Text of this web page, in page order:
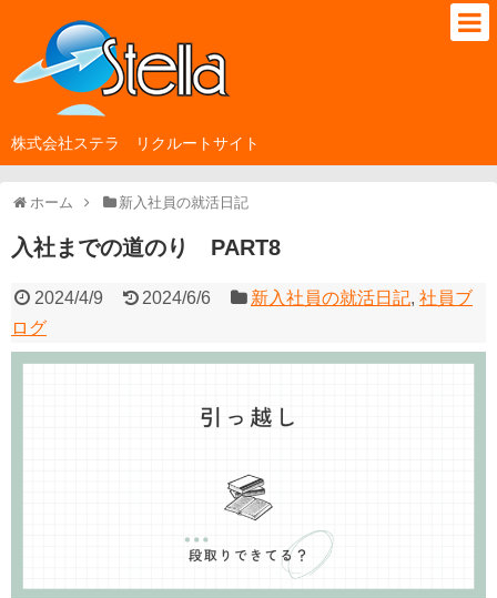
株式会社ステラ リクルートサイト
ホーム 新入社員の就活日記
入社までの道のり PART8
2024/4/9 2024/6/6 新入社員の就活日記,社員ブ
ログ